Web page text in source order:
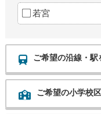
若宮
ご希望の沿線・
ご希望の小学校